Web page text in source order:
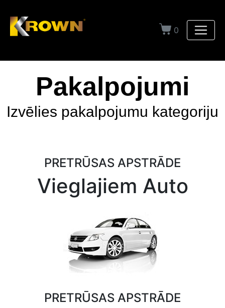
0
Pakalpojumi
Izvēlies pakalpojumu kategoriju
PRETRŪSAS APSTRĀDE
Vieglajiem Auto
PRETRŪSAS APSTRĀDE